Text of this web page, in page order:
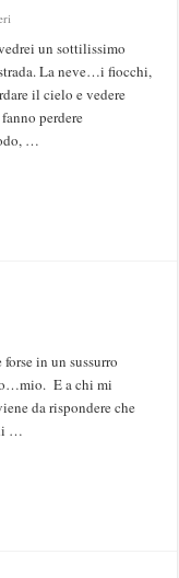
un sottilissimo
La neve…i fiocchi,
il cielo e vedere
perdere
…
in un sussurro
E a chi mi
da rispondere che
…